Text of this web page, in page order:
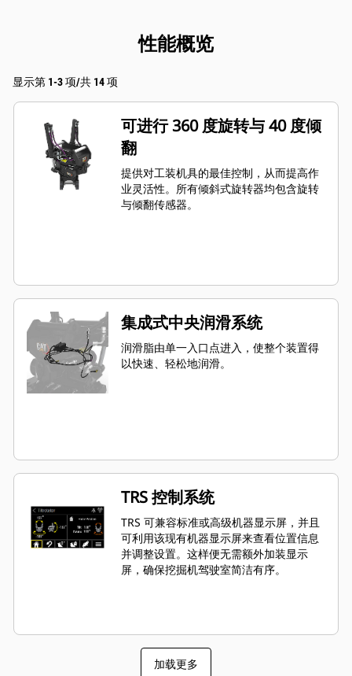
性能概览
显示第 1-3 项/共 14 项
可进行 360 度旋转与 40 度倾
翻
提供对工装机具的最佳控制，从而提高作
业灵活性。所有倾斜式旋转器均包含旋转
与倾翻传感器。
集成式中央润滑系统
润滑脂由单一入口点进入，使整个装置得
以快速、轻松地润滑。
TRS 控制系统
TRS 可兼容标准或高级机器显示屏，并且
可利用该现有机器显示屏来查看位置信息
并调整设置。这样便无需额外加装显示
屏，确保挖掘机驾驶室简洁有序。
加载更多